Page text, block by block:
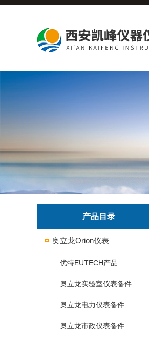
产品目录
奥立龙Orion仪表
优特EUTECH产品
奥立龙实验室仪表备件
奥立龙电力仪表备件
奥立龙市政仪表备件